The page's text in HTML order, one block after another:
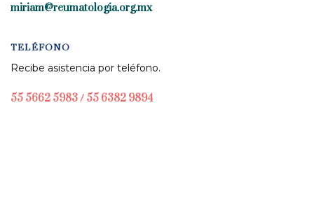
miriam@reumatologia.org.mx
TELÉFONO
Recibe asistencia por teléfono.
55 5662 5983 / 55 6382 9894